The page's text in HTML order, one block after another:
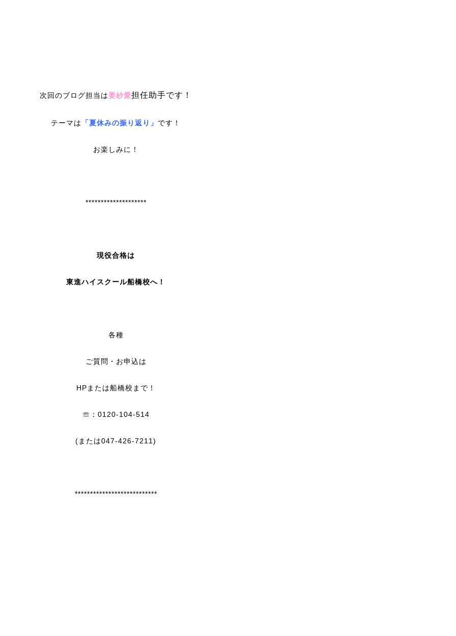
次回のブログ担当は姜紗愛担任助手です！
テーマは 「夏休みの振り返り」 です！
お楽しみに！
********************
現役合格は
東進ハイスクール船橋校へ！
各種
ご質問・お申込は
HPまたは船橋校まで！
☏：0120-104-514
(または047-426-7211)
***************************